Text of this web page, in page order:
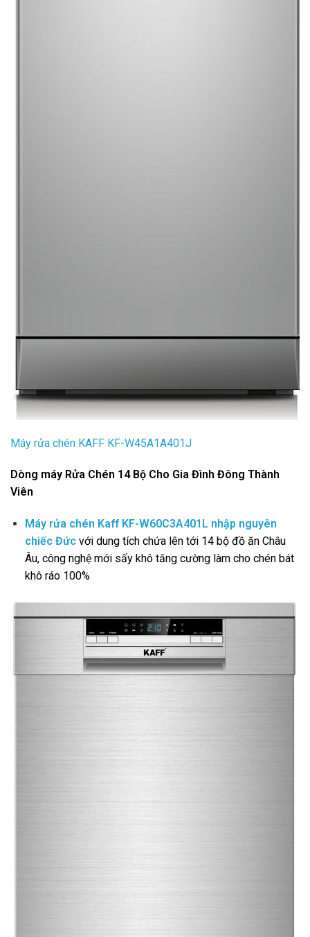
Máy rửa chén KAFF KF-W45A1A401J
Dòng máy Rửa Chén 14 Bộ Cho Gia Đình Đông Thành
Viên
Máy rửa chén Kaff KF-W60C3A401L nhập nguyên
chiếc Đức với dung tích chứa lên tới 14 bộ đồ ăn Châu
Âu, công nghệ mới sấy khô tăng cường làm cho chén bát
khô ráo 100%